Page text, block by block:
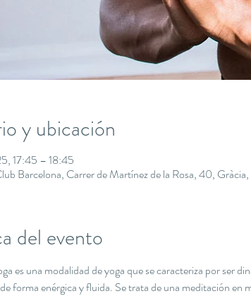
y ubicación
17:45 – 18:45
Barcelona, Carrer de Martínez de la Rosa, 40,
del evento
es una modalidad de yoga que se caracteriza por ser
forma enérgica y fluida. Se trata de una meditación